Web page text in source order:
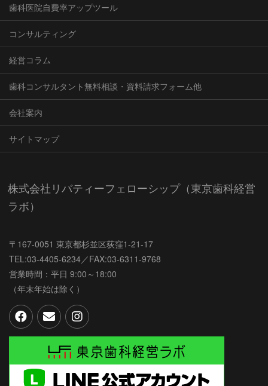
歯科医院自費率アップツール
コンサルティング
経営コラム
歯科コンサルタント無料相談・資料請求フォーム他
会社案内
サイトマップ
株式会社リバティーフェローシップ（東京歯科経営
ラボ）
〒167-0051 東京都杉並区荻窪1-21-17
TEL:03-4405-6234／FAX:03-6311-9768
営業時間：平日 9:00～18:00
（年末年始は除く）